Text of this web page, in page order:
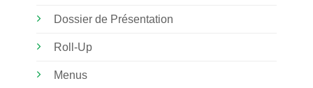
Dossier de Présentation
Roll-Up
Menus